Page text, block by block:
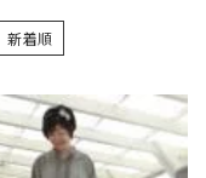
新着順